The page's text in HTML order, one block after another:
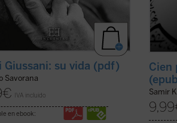
Giussani: su vida (pdf)
Savorana
€ IVA incluido
en ebook:
Cien
Samir
9,99